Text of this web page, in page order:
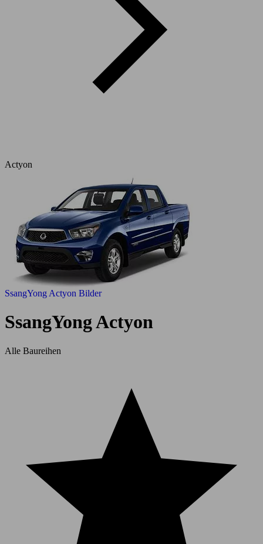
Actyon
SsangYong Actyon Bilder
SsangYong Actyon
Alle Baureihen